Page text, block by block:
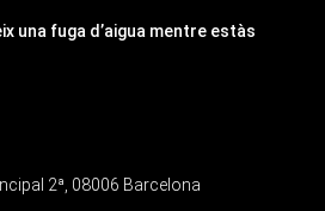
una fuga d’aigua mentre estàs
2ª, 08006 Barcelona